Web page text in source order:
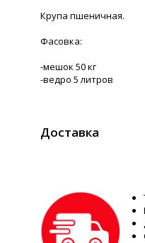
Крупа пшеничная.
Фасовка:
-мешок 50 кг
-ведро 5 литров
Доставка